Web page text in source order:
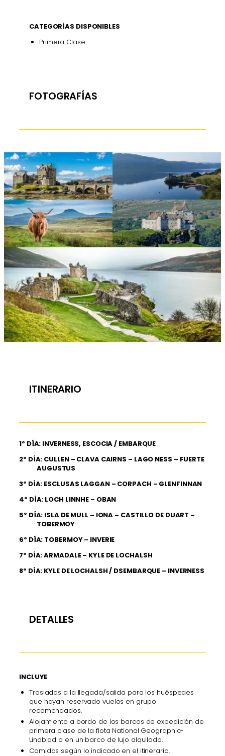
CATEGORÍAS DISPONIBLES
Primera Clase
FOTOGRAFÍAS
ITINERARIO
1º DÍA: INVERNESS, ESCOCIA / EMBARQUE
2º DÍA: CULLEN – CLAVA CAIRNS – LAGO NESS – FUERTE
AUGUSTUS
3º DÍA: ESCLUSAS LAGGAN – CORPACH – GLENFINNAN
4º DÍA: LOCH LINNHE – OBAN
5º DÍA: ISLA DE MULL – IONA – CASTILLO DE DUART –
TOBERMOY
6º DÍA: TOBERMOY – INVERIE
7º DÍA: ARMADALE – KYLE DE LOCHALSH
8º DÍA: KYLE DE LOCHALSH / DSEMBARQUE – INVERNESS
DETALLES
INCLUYE
Traslados a la llegada/salida para los huéspedes
que hayan reservado vuelos en grupo
recomendados.
Alojamiento a bordo de los barcos de expedición de
primera clase de la flota National Geographic-
Lindblad o en un barco de lujo alquilado.
Comidas según lo indicado en el itinerario.